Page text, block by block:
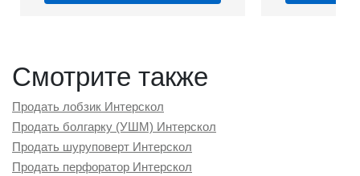
Смотрите также
Продать лобзик Интерскол
Продать болгарку (УШМ) Интерскол
Продать шуруповерт Интерскол
Продать перфоратор Интерскол